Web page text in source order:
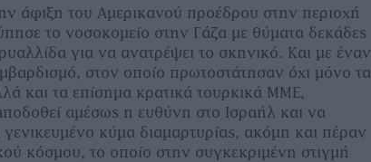
άφιξη του Αμερικανού προέδρου στην περιοχή
το νοσοκομείο στην Γάζα με θύματα δεκάδες
για να ανατρέψει το σκηνικό. Και με έναν
στον οποίο πρωτοστάτησαν όχι μόνο τα
και τα επίσημα κρατικά τουρκικά ΜΜΕ,
αμέσως η ευθύνη στο Ισραήλ και να
γενικευμένο κύμα διαμαρτυρίας, ακόμη και πέραν
κόσμου, το οποίο στην συγκεκριμένη στιγμή